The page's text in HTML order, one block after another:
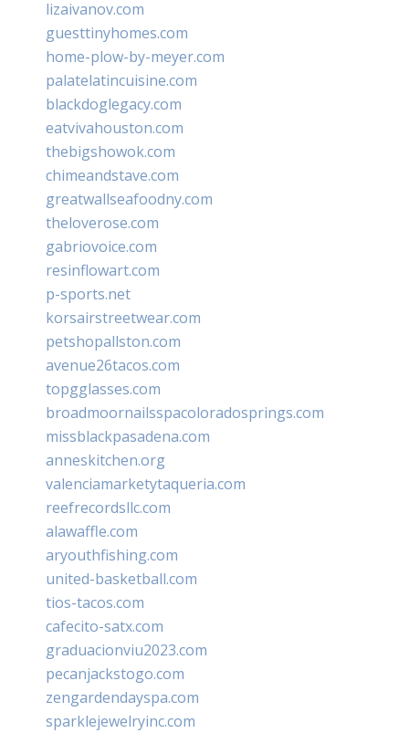
lizaivanov.com
guesttinyhomes.com
home-plow-by-meyer.com
palatelatincuisine.com
blackdoglegacy.com
eatvivahouston.com
thebigshowok.com
chimeandstave.com
greatwallseafoodny.com
theloverose.com
gabriovoice.com
resinflowart.com
p-sports.net
korsairstreetwear.com
petshopallston.com
avenue26tacos.com
topgglasses.com
broadmoornailsspacoloradosprings.com
missblackpasadena.com
anneskitchen.org
valenciamarketytaqueria.com
reefrecordsllc.com
alawaffle.com
aryouthfishing.com
united-basketball.com
tios-tacos.com
cafecito-satx.com
graduacionviu2023.com
pecanjackstogo.com
zengardendayspa.com
sparklejewelryinc.com